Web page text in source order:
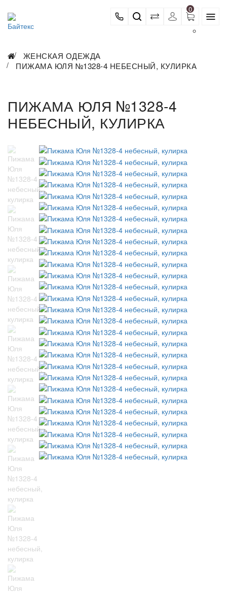
0
ЖЕНСКАЯ ОДЕЖДА
ПИЖАМА ЮЛЯ №1328-4 НЕБЕСНЫЙ, КУЛИРКА
ПИЖАМА ЮЛЯ №1328-4
НЕБЕСНЫЙ, КУЛИРКА